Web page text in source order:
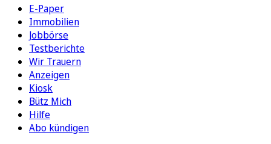
E-Paper
Immobilien
Jobbörse
Testberichte
Wir Trauern
Anzeigen
Kiosk
Bütz Mich
Hilfe
Abo kündigen